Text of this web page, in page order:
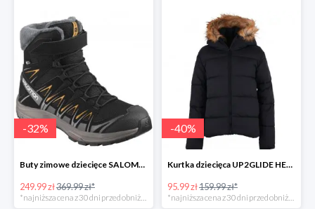
-32%
Buty zimowe dziecięce SALOMON PRO 3D
249.99 zł369.99 zł*
*najniższa cena z 30 dni przed obniżką
-40%
Kurtka dziecięca UP2GLIDE HENRY DOU
95.99 zł159.99 zł*
*najniższa cena z 30 dni przed obniżką